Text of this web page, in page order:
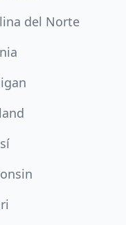
del Norte